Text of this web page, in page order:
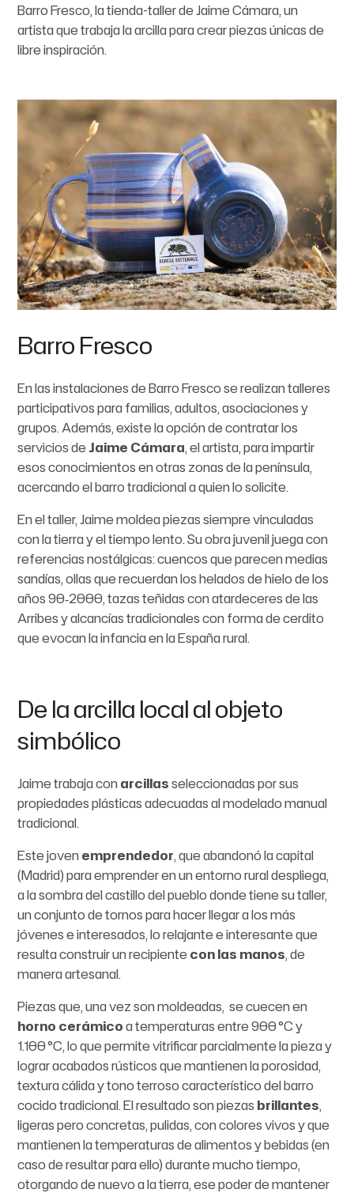
Barro Fresco, la tienda-taller de Jaime Cámara, un
artista que trabaja la arcilla para crear piezas únicas de
libre inspiración.
Barro Fresco
En las instalaciones de Barro Fresco se realizan talleres
participativos para familias, adultos, asociaciones y
grupos. Además, existe la opción de contratar los
servicios deJaime Cámara, el artista, para impartir
esos conocimientos en otras zonas de la península,
acercando el barro tradicional a quien lo solicite.
En el taller, Jaime moldea piezas siempre vinculadas
con la tierra y el tiempo lento. Su obra juvenil juega con
referencias nostálgicas: cuencos que parecen medias
sandías, ollas que recuerdan los helados de hielo de los
años 90‑2000, tazas teñidas con atardeceres de las
Arribes y alcancías tradicionales con forma de cerdito
que evocan la infancia en la España rural.
De la arcilla local al objeto
simbólico
Jaime trabaja conarcillasseleccionadas por sus
propiedades plásticas adecuadas al modelado manual
tradicional.
Este jovenemprendedor, que abandonó la capital
(Madrid) para emprender en un entorno rural despliega,
a la sombra del castillo del pueblo donde tiene su taller,
un conjunto de tornos para hacer llegar a los más
jóvenes e interesados, lo relajante e interesante que
resulta construir un recipientecon las manos, de
manera artesanal.
Piezas que, una vez son moldeadas, se cuecen en
horno cerámicoa temperaturas entre 900 °C y
1.100 °C, lo que permite vitrificar parcialmente la pieza y
lograr acabados rústicos que mantienen la porosidad,
textura cálida y tono terroso característico del barro
cocido tradicional. El resultado son piezas brillantes,
ligeras pero concretas, pulidas, con colores vivos y que
mantienen la temperaturas de alimentos y bebidas (en
caso de resultar para ello) durante mucho tiempo,
otorgando de nuevo a la tierra, ese poder de mantener